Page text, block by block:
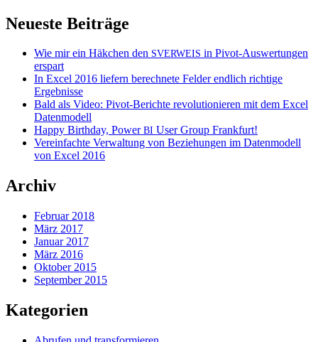
Neueste Beiträge
Wie mir ein Häkchen den SVERWEIS in Pivot-Auswertungen
erspart
In Excel 2016 liefern berechnete Felder endlich richtige
Ergebnisse
Bald als Video: Pivot-Berichte revolutionieren mit dem Excel
Datenmodell
Happy Birthday, PowerBI User Group Frankfurt!
Vereinfachte Verwaltung von Beziehungen im Datenmodell
von Excel 2016
Archiv
Februar 2018
März 2017
Januar 2017
März 2016
Oktober 2015
September 2015
Kategorien